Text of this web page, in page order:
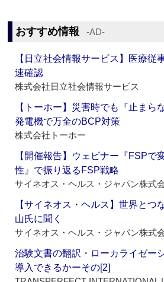
おすすめ情報 ‐AD‐
【日立社会情報サービス】医療従
速確認
株式会社日立社会情報サービス
【トーホー】災害時でも『止ま
発電機で万全のBCP対策
株式会社トーホー
【開催報告】ウェビナー『FSPで
性』で振り返るFSP戦略
サイネオス・ヘルス・ジャパン株式
【サイネオス・ヘルス】世界と
山氏に聞く
サイネオス・ヘルス・ジャパン株式
治験文書の翻訳・ローカライゼー
導入できるかーその[2]